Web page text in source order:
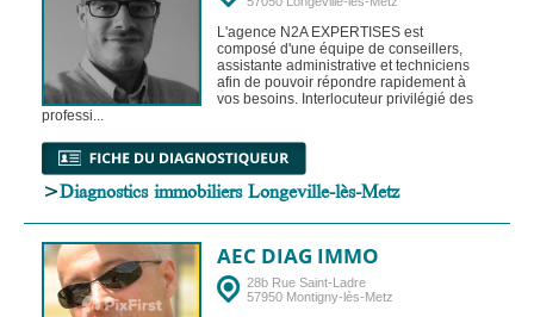
L'agence N2A EXPERTISES est
composé d'une équipe de conseillers,
assistante administrative et techniciens
afin de pouvoir répondre rapidement à
vos besoins. Interlocuteur privilégié des
professi...
>Diagnostics immobiliers Longeville-lès-Metz
AEC DIAG IMMO
28b Rue Saint-Ladre
57950 Montigny-lès-Metz